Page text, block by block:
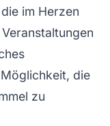
im Herzen
die
zu